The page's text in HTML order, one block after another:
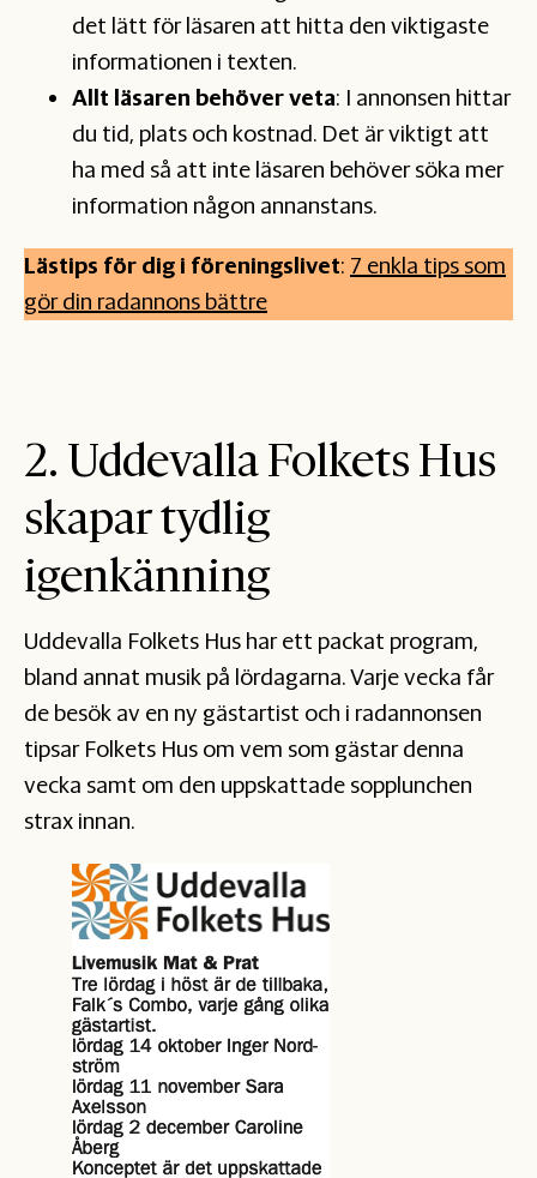
det lätt för läsaren att hitta den viktigaste
informationen i texten.
Allt läsaren behöver veta: I annonsen hittar
du tid, plats och kostnad. Det är viktigt att
ha med så att inte läsaren behöver söka mer
information någon annanstans.
Lästips för dig i föreningslivet: 7 enkla tips som
gör din radannons bättre
2. Uddevalla Folkets Hus
skapar tydlig
igenkänning
Uddevalla Folkets Hus har ett packat program,
bland annat musik på lördagarna. Varje vecka får
de besök av en ny gästartist och i radannonsen
tipsar Folkets Hus om vem som gästar denna
vecka samt om den uppskattade sopplunchen
strax innan.